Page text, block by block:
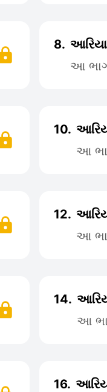
8.
આ ભાગ
10.
આ
12.
આ
14.
આ
16.